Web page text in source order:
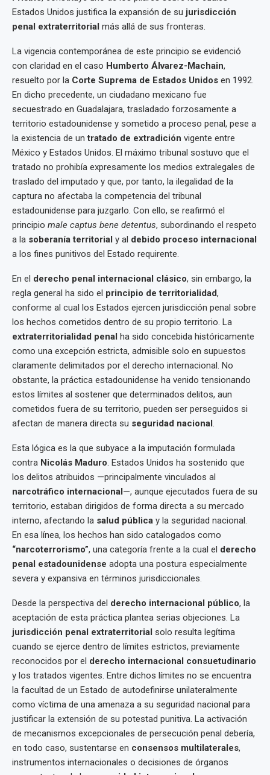
Estados Unidos justifica la expansión de su jurisdicción
penal extraterritorial más allá de sus fronteras.
La vigencia contemporánea de este principio se evidenció
con claridad en el caso Humberto Álvarez-Machain,
resuelto por la Corte Suprema de Estados Unidos en 1992.
En dicho precedente, un ciudadano mexicano fue
secuestrado en Guadalajara, trasladado forzosamente a
territorio estadounidense y sometido a proceso penal, pese a
la existencia de untratado de extradición vigente entre
México y Estados Unidos. El máximo tribunal sostuvo que el
tratado no prohibía expresamente los medios extralegales de
traslado del imputado y que, por tanto, la ilegalidad de la
captura no afectaba la competencia del tribunal
estadounidense para juzgarlo. Con ello, se reafirmó el
principio male captus bene detentus, subordinando el respeto
a la soberanía territorial y al debido proceso internacional
a los fines punitivos del Estado requirente.
En el derecho penal internacional clásico, sin embargo, la
regla general ha sido el principio de territorialidad,
conforme al cual los Estados ejercen jurisdicción penal sobre
los hechos cometidos dentro de su propio territorio. La
extraterritorialidad penal ha sido concebida históricamente
como una excepción estricta, admisible solo en supuestos
claramente delimitados por el derecho internacional. No
obstante, la práctica estadounidense ha venido tensionando
estos límites al sostener que determinados delitos, aun
cometidos fuera de su territorio, pueden ser perseguidos si
afectan de manera directa su seguridad nacional .
Esta lógica es la que subyace a la imputación formulada
contra Nicolás Maduro. Estados Unidos ha sostenido que
los delitos atribuidos —principalmente vinculados al
narcotráfico internacional —, aunque ejecutados fuera de su
territorio, estaban dirigidos de forma directa a su mercado
interno, afectando la salud pública y la seguridad nacional.
En esa línea, los hechos han sido catalogados como
“narcoterrorismo”, una categoría frente a la cual el derecho
penal estadounidense adopta una postura especialmente
severa y expansiva en términos jurisdiccionales.
Desde la perspectiva del derecho internacional público, la
aceptación de esta práctica plantea serias objeciones. La
jurisdicción penal extraterritorial solo resulta legítima
cuando se ejerce dentro de límites estrictos, previamente
reconocidos por el derecho internacional consuetudinario
y los tratados vigentes. Entre dichos límites no se encuentra
la facultad de un Estado de autodefinirse unilateralmente
como víctima de una amenaza a su seguridad nacional para
justificar la extensión de su potestad punitiva. La activación
de mecanismos excepcionales de persecución penal debería,
en todo caso, sustentarse en consensos multilaterales,
instrumentos internacionales o decisiones de órganos